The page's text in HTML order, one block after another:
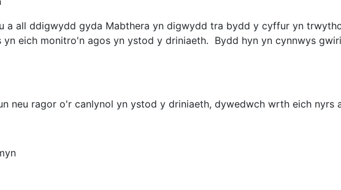
a all ddigwydd gyda Mabthera yn digwydd tra bydd y cyffur yn
yn eich monitro'n agos yn ystod y driniaeth. Bydd hyn yn cynnwys
neu ragor o'r canlynol yn ystod y driniaeth, dywedwch wrth eich nyrs